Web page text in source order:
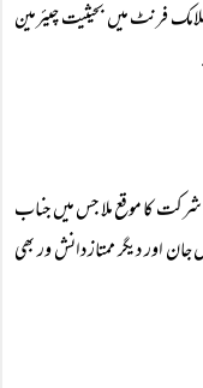
فرنٹ میں بحیثیت چیئرمین
میں شرکت کا موقع ملا جس میں جناب
اور دیگر ممتاز دانش ور بھی